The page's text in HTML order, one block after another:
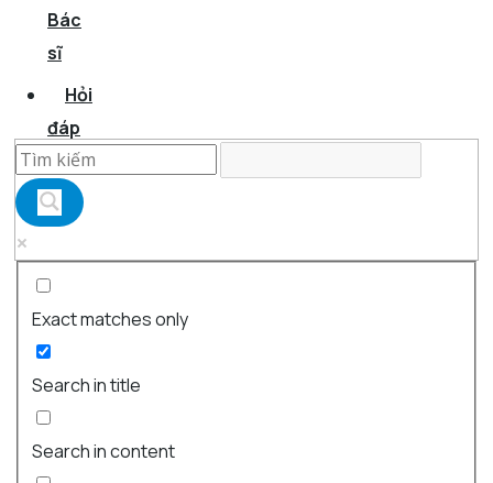
Bác
sĩ
Hỏi
đáp
Exact matches only
Search in title
Search in content